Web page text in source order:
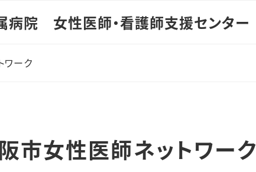
病院 女性医師・看護師支援センター
ワーク
市女性医師ネットワーク